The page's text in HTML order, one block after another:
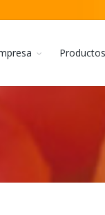
Productos